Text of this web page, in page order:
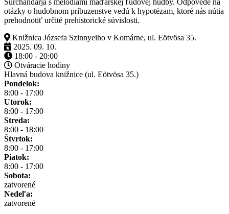
otázky o hudobnom príbuzenstve vedú k hypotézam, ktoré nás nútia
prehodnotiť určité prehistorické súvislosti.
Knižnica Józsefa Szinnyeiho v Komárne, ul. Eötvösa 35.
2025. 09. 10.
18:00 - 20:00
Otváracie hodiny
Hlavná budova knižnice (ul. Eötvösa 35.)
Pondelok:
8:00 - 17:00
Utorok:
8:00 - 17:00
Streda:
8:00 - 18:00
Štvrtok:
8:00 - 17:00
Piatok:
8:00 - 17:00
Sobota:
zatvorené
Nedeľa:
zatvorené